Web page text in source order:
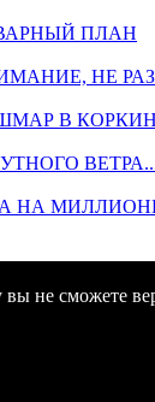
ПЛАН
НЕ
В
НА
не сможете